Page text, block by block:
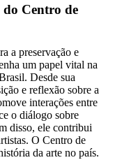
Centro de
a preservação e
um papel vital na
Desde sua
e reflexão sobre a
interações entre
o diálogo sobre
disso, ele contribui
O Centro de
da arte no país.